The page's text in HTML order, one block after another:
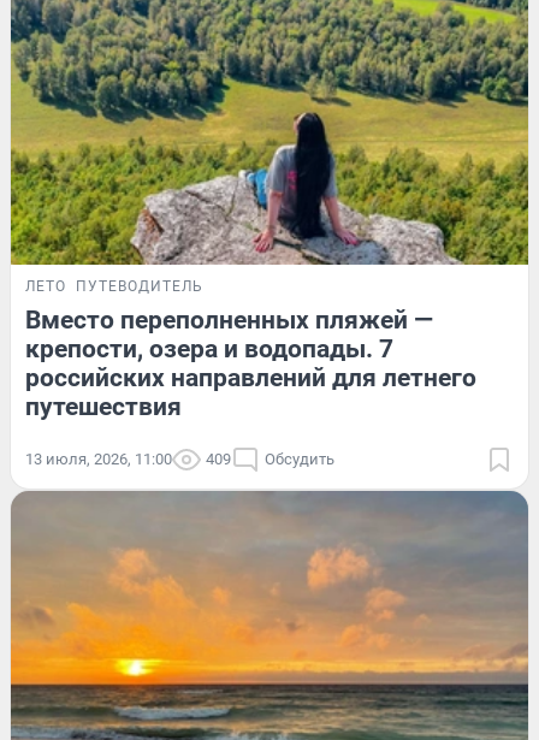
ЛЕТО ПУТЕВОДИТЕЛЬ
Вместо переполненных пляжей —
крепости, озера и водопады. 7
российских направлений для летнего
путешествия
13 июля, 2026, 11:00 409 Обсудить